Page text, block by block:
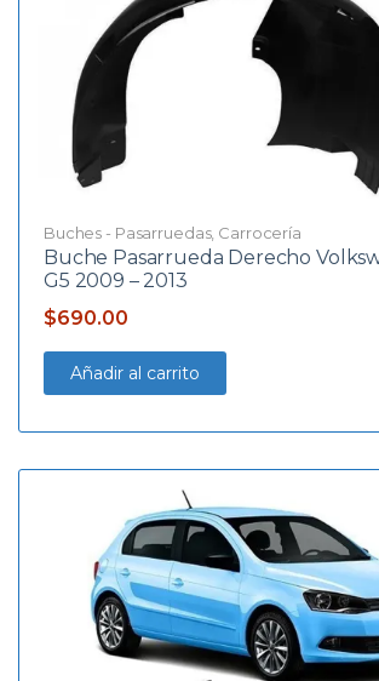
Buches - Pasarruedas, Carrocería
Buche Pasarrueda Derecho
G5 2009 – 2013
$690.00
Añadir al carrito